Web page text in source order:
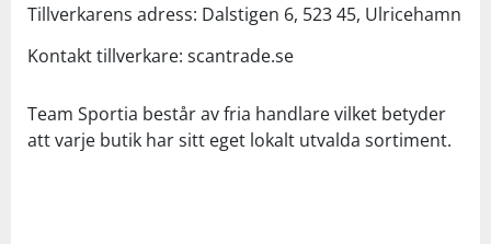
Tillverkarens adress: Dalstigen 6, 523 45, Ulricehamn
Kontakt tillverkare: scantrade.se
Team Sportia består av fria handlare vilket betyder
att varje butik har sitt eget lokalt utvalda sortiment.